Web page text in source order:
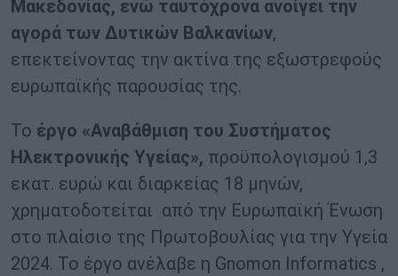
Μακεδονίας, ενώ ταυτόχρονα ανοίγει την
αγορά των Δυτικών Βαλκανίων,
επεκτείνοντας την ακτίνα της εξωστρεφούς
ευρωπαϊκής παρουσίας της.
Το έργο «Αναβάθμιση του Συστήματος
Ηλεκτρονικής Υγείας», προϋπολογισμού 1,3
εκατ. ευρώ και διαρκείας 18 μηνών,
χρηματοδοτείται από την Ευρωπαϊκή Ένωση
στο πλαίσιο της Πρωτοβουλίας για την Υγεία
2024. Το έργο ανέλαβε η Gnomon Informatics ,